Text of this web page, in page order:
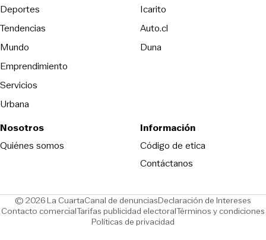
Deportes
Tendencias
Mundo
Emprendimiento
Servicios
Urbana
Icarito
Auto.cl
DunaOpens in new window
Nosotros
Quiénes somos
Información
Código de eticaOpens in new
Contáctanos
© 2026 La CuartaCanal de denunciasOpens in new window
Declaración de Intereses
Contacto comercialOpens in new window
Tarifas publicidad electoralOpens in new window
Términos y condiciones
Políticas de privacidad